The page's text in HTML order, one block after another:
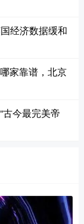
经济数据缓和
家靠谱，北京
今最完美帝